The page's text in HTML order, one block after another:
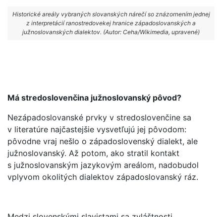
Historické areály vybraných slovanských nárečí so znázornením jednej
z interpretácií ranostredovekej hranice západoslovanských a
južnoslovanských dialektov. (Autor: Ceha/Wikimedia, upravené)
Má stredoslovenčina južnoslovanský pôvod?
Nezápadoslovanské prvky v stredoslovenčine sa
v literatúre najčastejšie vysvetľujú jej pôvodom:
pôvodne vraj nešlo o západoslovenský dialekt, ale
južnoslovanský. Až potom, ako stratil kontakt
s južnoslovanským jazykovým areálom, nadobudol
vplyvom okolitých dialektov západoslovanský ráz.